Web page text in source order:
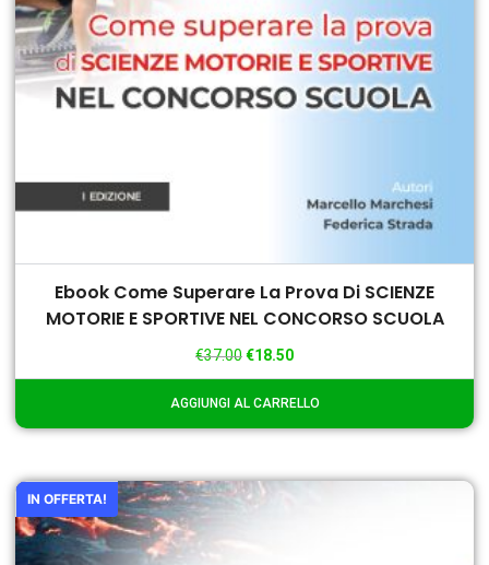
Ebook Come Superare La Prova Di SCIENZE
MOTORIE E SPORTIVE NEL CONCORSO SCUOLA
€37.00€18.50
AGGIUNGI AL CARRELLO
IN OFFERTA!